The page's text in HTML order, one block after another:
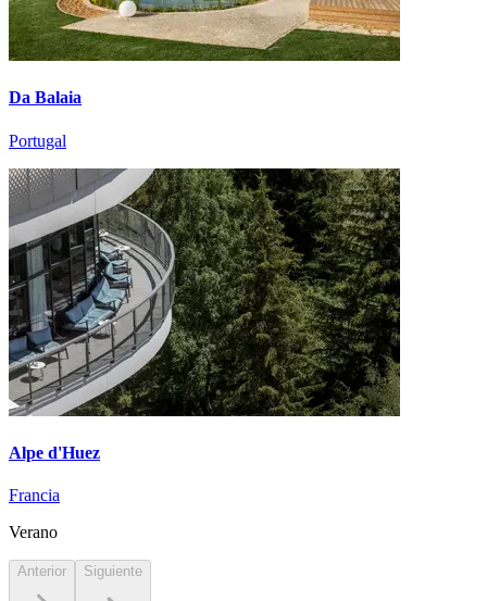
Da Balaia
Portugal
Alpe d'Huez
Francia
Verano
Anterior Siguiente